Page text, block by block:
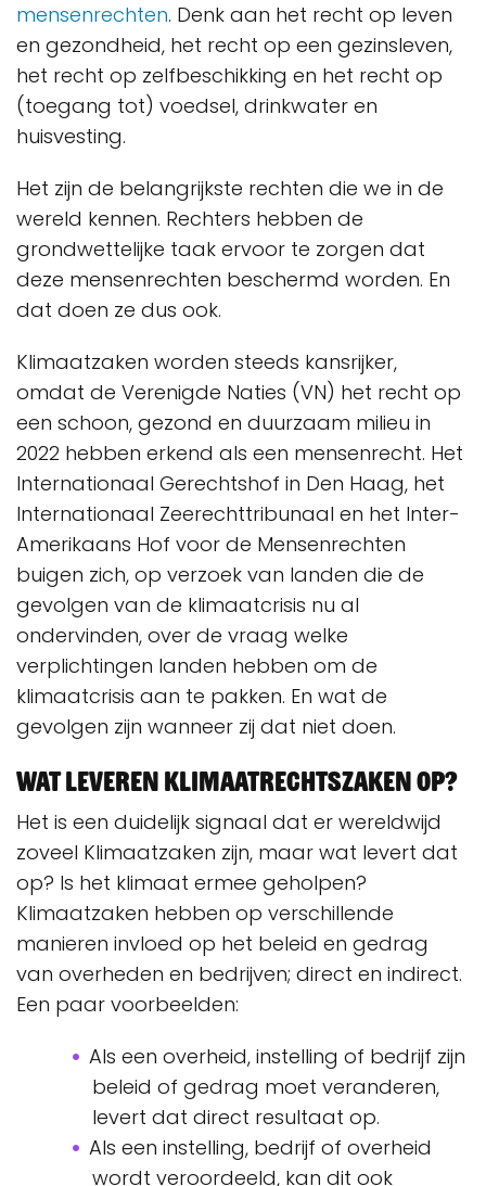
mensenrechten. Denk aan het recht op leven
en gezondheid, het recht op een gezinsleven,
het recht op zelfbeschikking en het recht op
(toegang tot) voedsel, drinkwater en
huisvesting.
Het zijn de belangrijkste rechten die we in de
wereld kennen. Rechters hebben de
grondwettelijke taak ervoor te zorgen dat
deze mensenrechten beschermd worden. En
dat doen ze dus ook.
Klimaatzaken worden steeds kansrijker,
omdat de Verenigde Naties (VN) het recht op
een schoon, gezond en duurzaam milieu in
2022 hebben erkend als een mensenrecht. Het
Internationaal Gerechtshof in Den Haag, het
Internationaal Zeerechttribunaal en het Inter-
Amerikaans Hof voor de Mensenrechten
buigen zich, op verzoek van landen die de
gevolgen van de klimaatcrisis nu al
ondervinden, over de vraag welke
verplichtingen landen hebben om de
klimaatcrisis aan te pakken. En wat de
gevolgen zijn wanneer zij dat niet doen.
Wat leveren klimaatrechtszaken op?
Het is een duidelijk signaal dat er wereldwijd
zoveel Klimaatzaken zijn, maar wat levert dat
op? Is het klimaat ermee geholpen?
Klimaatzaken hebben op verschillende
manieren invloed op het beleid en gedrag
van overheden en bedrijven; direct en indirect.
Een paar voorbeelden:
Als een overheid, instelling of bedrijf zijn
beleid of gedrag moet veranderen,
levert dat direct resultaat op.
Als een instelling, bedrijf of overheid
wordt veroordeeld, kan dit ook